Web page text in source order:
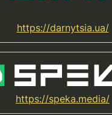
https://darnytsia.ua/
https://speka.media/